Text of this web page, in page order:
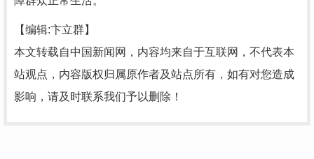
【编辑:卞立群】
本文转载自中国新闻网，内容均来自于互联网，不代表本
站观点，内容版权归属原作者及站点所有，如有对您造成
影响，请及时联系我们予以删除！